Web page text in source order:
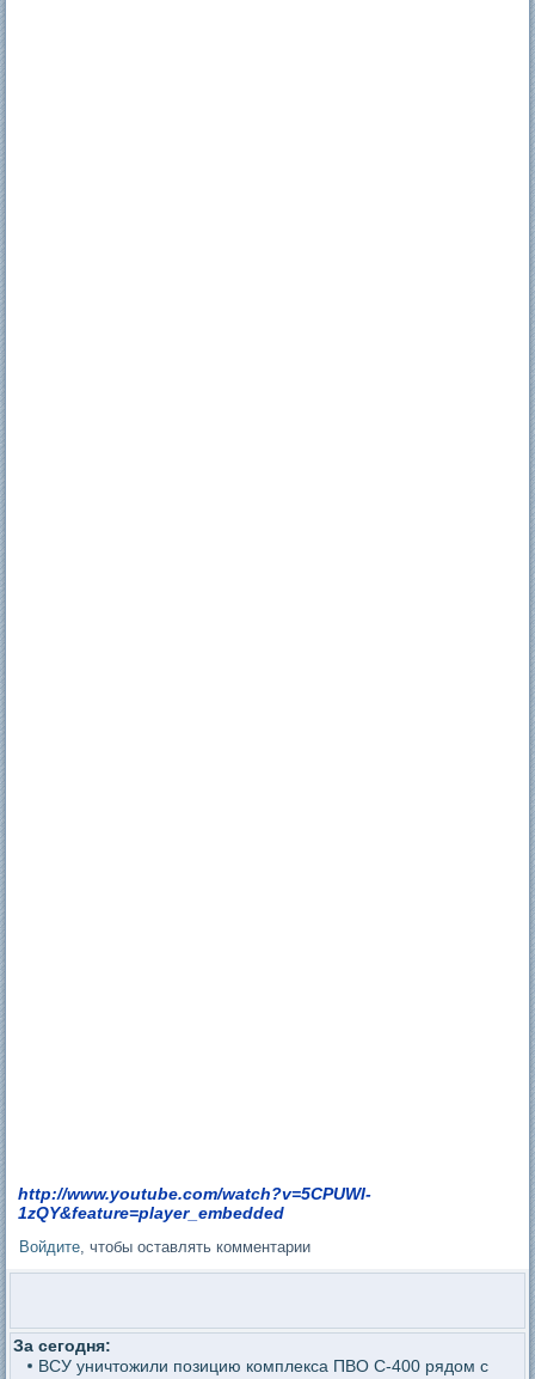
http://www.youtube.com/watch?v=5CPUWI-
1zQY&feature=player_embedded
Войдите, чтобы оставлять комментарии
За сегодня:
ВСУ уничтожили позицию комплекса ПВО С-400 рядом с